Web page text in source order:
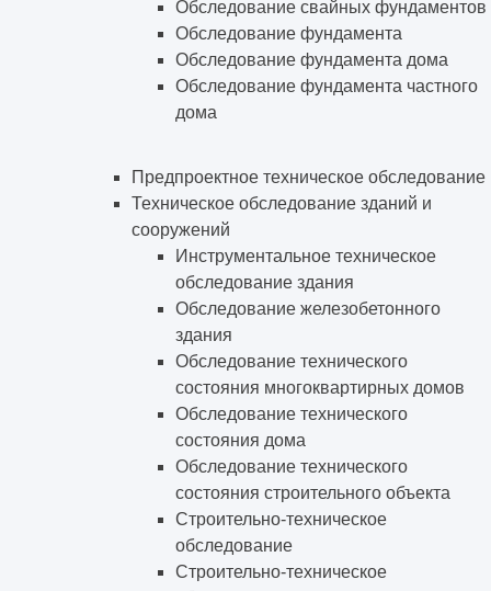
Обследование свайных фундаментов
Обследование фундамента
Обследование фундамента дома
Обследование фундамента частного
дома
Предпроектное техническое обследование
Техническое обследование зданий и
сооружений
Инструментальное техническое
обследование здания
Обследование железобетонного
здания
Обследование технического
состояния многоквартирных домов
Обследование технического
состояния дома
Обследование технического
состояния строительного объекта
Строительно-техническое
обследование
Строительно-техническое